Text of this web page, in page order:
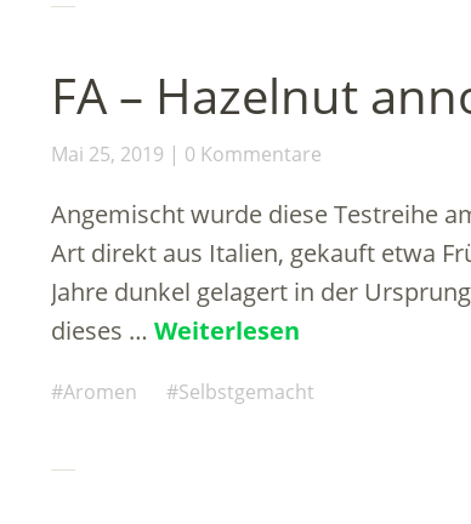
FA – Hazelnut
Mai 25, 2019 0 Kommentare
Angemischt wurde diese Testreihe
Art direkt aus Italien, gekauft etwa
Jahre dunkel gelagert in der
dieses … Weiterlesen
Aromen Selbstgemacht